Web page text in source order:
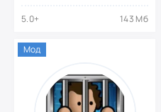
5.0+ 143 Мб
Мод